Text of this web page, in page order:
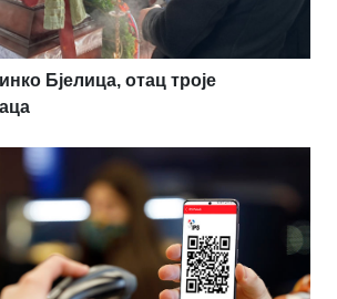
Бјелица, отац троје